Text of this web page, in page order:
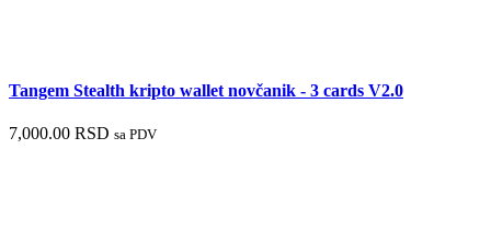
Tangem Stealth kripto wallet novčanik - 3 cards V2.0
7,000.00 RSD sa PDV